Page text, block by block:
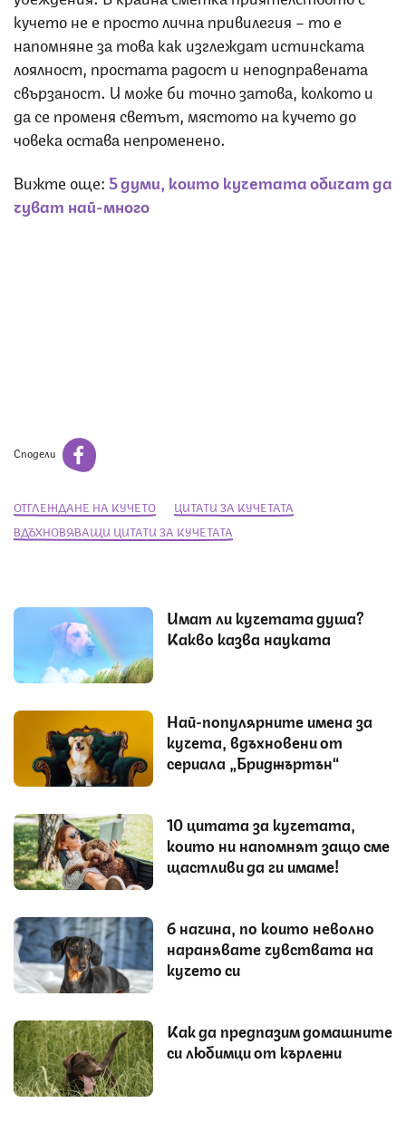
кучето не е просто лична привилегия – то е
напомняне за това как изглеждат истинската
лоялност, простата радост и неподправената
свързаност. И може би точно затова, колкото и
да се променя светът, мястото на кучето до
човека остава непроменено.
Вижте още:5 думи, които кучетата обичат да
чуват най-много
Сподели
ОТГЛЕЖДАНЕ НА КУЧЕТО
ЦИТАТИ ЗА КУЧЕТАТА
ВДЪХНОВЯВАЩИ ЦИТАТИ ЗА КУЧЕТАТА
Имат ли кучетата душа?
Какво казва науката
Най-популярните имена за
кучета, вдъхновени от
сериала „Бриджъртън“
10 цитата за кучетата,
които ни напомнят защо сме
щастливи да ги имаме!
6 начина, по които неволно
наранявате чувствата на
кучето си
Как да предпазим домашните
си любимци от кърлежи